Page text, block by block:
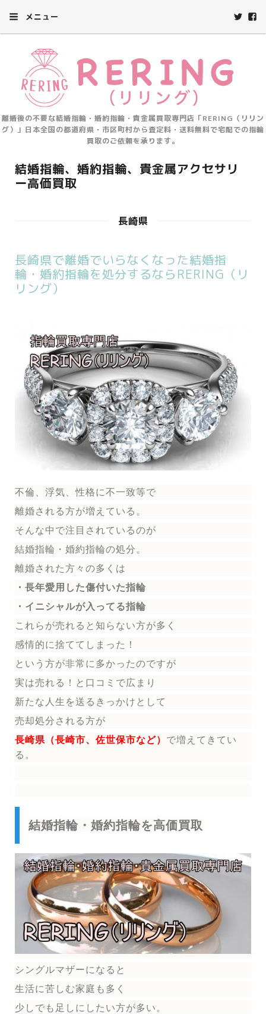
メニュー
離婚後の不要な結婚指輪・婚約指輪・貴金属買取専門店「RERING（リリン
グ）」日本全国の都道府県・市区町村から査定料・送料無料で宅配での指輪
買取のご依頼を承ります。
結婚指輪、婚約指輪、貴金属アクセサリ
ー高価買取
長崎県
長崎県で離婚でいらなくなった結婚指
輪・婚約指輪を処分するならRERING（リ
リング）
不倫、浮気、性格に不一致等で
離婚される方が増えている。
そんな中で注目されているのが
結婚指輪 ・婚約指輪の処分。
離婚された方々の多くは
・長年愛用した傷付いた指輪
・イニシャルが入ってる指輪
これらが売れると知らない方が多く
感情的に捨ててしまった！
という方が非常に多かったのですが
実は売れる！と口コミで広まり
新たな人生を送る きっかけとして
売却処分される方が
長崎県（長崎市、佐世保市など） で増えてきてい
る。
結婚指輪・婚約指輪を高価買取
シングルマザーになると
生活に苦しむ家庭も多く
少しでも足しにしたい方が多い。